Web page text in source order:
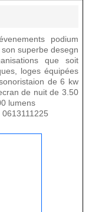
podium
superbe desegn
que soit
loges équipées
de 6 kw
de nuit de 3.50
lumens